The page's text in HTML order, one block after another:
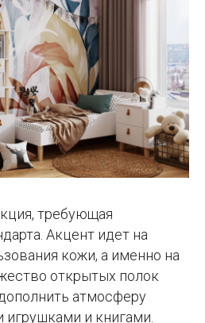
требующая
Акцент идет на
кожи, а именно на
открытых полок
атмосферу
и книгами.